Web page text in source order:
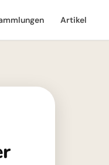
Artikel